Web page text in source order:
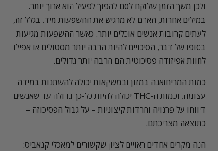
ולכן משך הזמן שלוקח לסם להפוך לפעיל הוא ארוך יותר.
במילים אחרות, האדם לא מרגיש את ההשפעות מיד. בגלל זה,
לעתים קרובות אנשים אוכלים יותר. כאשר ההשפעות מגיעות
בסופו של דבר, הסיכויים להיות הרבה יותר מסטולים או אפילו
לחוות אפיזודה פסיכוטית הם הרבה יותר גדולים.
כמות המריחואנה במזון ובמשקאות יכולה להשתנות במידה
עצומה, וכמות ה-THC יכולה להיות כל-כך גדולה עד שאנשים
דיווחו על פרנויה וחרדות קיצוניות – על גבול הפסיכוזה –
כתוצאה מצריכתם.
הנה מקרים אחדים ראויים לציון שקשורים למאכלי קנאביס: